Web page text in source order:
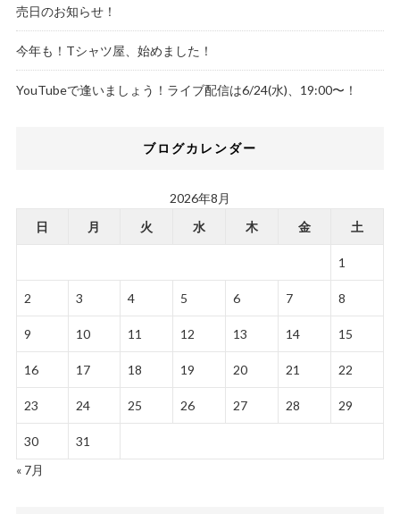
売日のお知らせ！
今年も！Tシャツ屋、始めました！
YouTubeで逢いましょう！ライブ配信は6/24(水)、19:00〜！
ブログカレンダー
2026年8月
日
月 火 水 木 金 土
1
2 3 4 5 6 7 8
9 10 11 12 13 14 15
16 17 18 19 20 21 22
23 24 25 26 27 28 29
30
31
« 7月